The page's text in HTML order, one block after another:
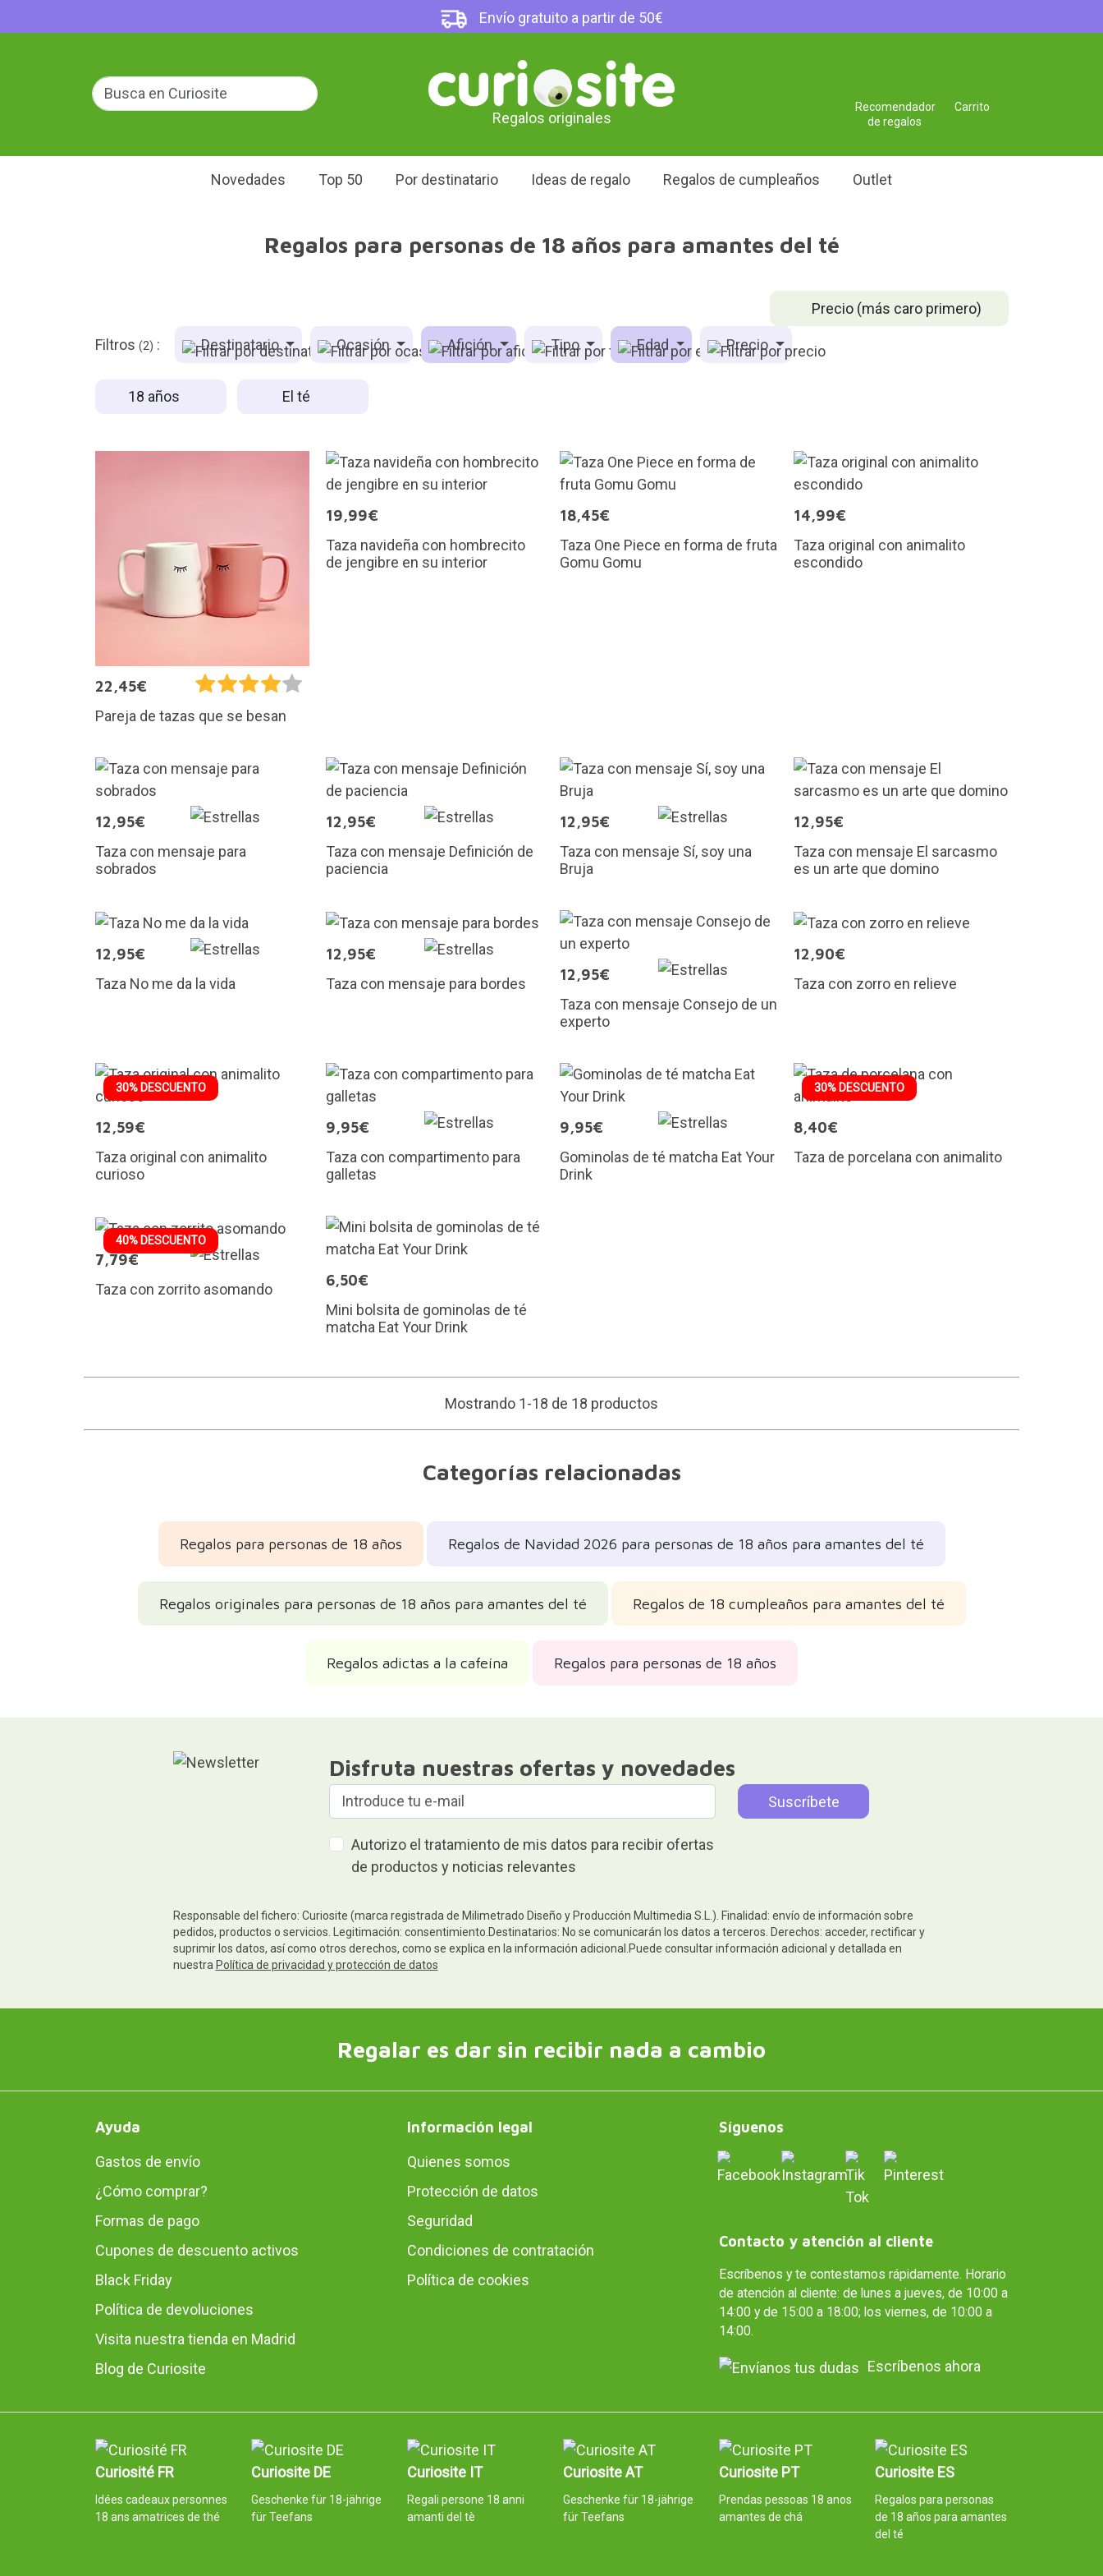
Envío gratuito a partir de 50€
Regalos originales
Carrito
Recomendador
de regalos
Novedades Top 50 Por destinatario Ideas de regalo Regalos de cumpleaños Outlet
Regalos para personas de 18 años para amantes del té
Precio (más caro primero)
Filtros (2) : Destinatario Ocasión Afición Tipo Edad Precio
18 años El té
22,45€
Pareja de tazas que se besan
19,99€
Taza navideña con hombrecito
de jengibre en su interior
18,45€
Taza One Piece en forma de fruta
Gomu Gomu
14,99€
Taza original con animalito
escondido
12,95€
Taza con mensaje para
sobrados
12,95€
Taza con mensaje Definición de
paciencia
12,95€
Taza con mensaje Sí, soy una
Bruja
12,95€
Taza con mensaje El sarcasmo
es un arte que domino
12,95€
Taza No me da la vida
12,95€
Taza con mensaje para bordes
12,95€
Taza con mensaje Consejo de un
experto
12,90€
Taza con zorro en relieve
30% DESCUENTO
12,59€
Taza original con animalito
curioso
9,95€
Taza con compartimento para
galletas
9,95€
Gominolas de té matcha Eat Your
Drink
30% DESCUENTO
8,40€
Taza de porcelana con animalito
40% DESCUENTO
7,79€
Taza con zorrito asomando
6,50€
Mini bolsita de gominolas de té
matcha Eat Your Drink
Mostrando 1-18 de 18 productos
Categorías relacionadas
Regalos para personas de 18 años Regalos de Navidad 2026 para personas de 18 años para amantes del té
Regalos originales para personas de 18 años para amantes del té Regalos de 18 cumpleaños para amantes del té
Regalos adictas a la cafeína Regalos para personas de 18 años
Disfruta nuestras ofertas y novedades
Autorizo el tratamiento de mis datos para recibir ofertas
de productos y noticias relevantes
Responsable del fichero: Curiosite (marca registrada de Milimetrado Diseño y Producción Multimedia S.L.). Finalidad: envío de información sobre
pedidos, productos o servicios. Legitimación: consentimiento.Destinatarios: No se comunicarán los datos a terceros. Derechos: acceder, rectificar y
suprimir los datos, así como otros derechos, como se explica en la información adicional.Puede consultar información adicional y detallada en
nuestra Política de privacidad y protección de datos
Regalar es dar sin recibir nada a cambio
Ayuda
Gastos de envío
¿Cómo comprar?
Formas de pago
Cupones de descuento activos
Black Friday
Política de devoluciones
Visita nuestra tienda en Madrid
Blog de Curiosite
Información legal
Quienes somos
Protección de datos
Seguridad
Condiciones de contratación
Política de cookies
Síguenos
Contacto y atención al cliente
Escríbenos y te contestamos rápidamente. Horario
de atención al cliente: de lunes a jueves, de 10:00 a
14:00 y de 15:00 a 18:00; los viernes, de 10:00 a
14:00.
Escríbenos ahora
Curiosité FR
Idées cadeaux personnes
18 ans amatrices de thé
Curiosite DE
Geschenke für 18-jährige
für Teefans
Curiosite IT
Regali persone 18 anni
amanti del tè
Curiosite AT
Geschenke für 18-jährige
für Teefans
Curiosite PT
Prendas pessoas 18 anos
amantes de chá
Curiosite ES
Regalos para personas
de 18 años para amantes
del té